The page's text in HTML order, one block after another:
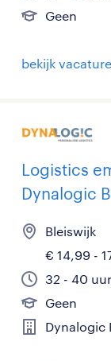
Geen
bekijk vacature
Logistics
Dynalogic
Bleiswijk
€ 14,99 -
32 - 40
Geen
Dynalogic